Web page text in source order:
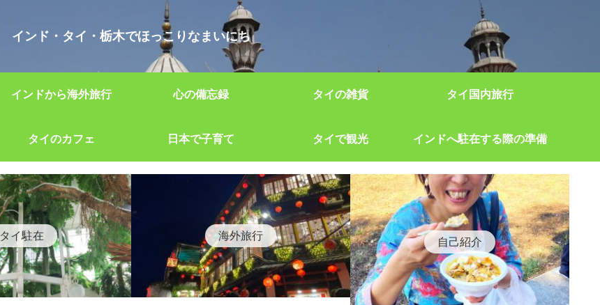
インド・タイ・栃木でほっこりなまいにち
インドから海外旅行 心の備忘録 タイの雑貨 タイ国内旅行
タイのカフェ 日本で子育て タイで観光 インドへ駐在する際の準備
タイ駐在 海外旅行 自己紹介